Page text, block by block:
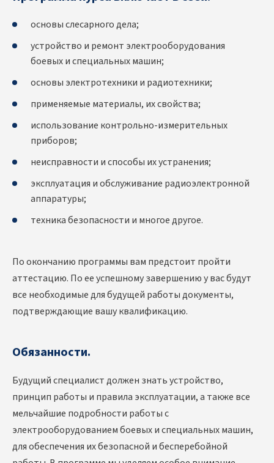
основы слесарного дела;
устройство и ремонт электрооборудования
боевых и специальных машин;
основы электротехники и радиотехники;
применяемые материалы, их свойства;
использование контрольно-измерительных
приборов;
неисправности и способы их устранения;
эксплуатация и обслуживание радиоэлектронной
аппаратуры;
техника безопасности и многое другое.
По окончанию программы вам предстоит пройти
аттестацию. По ее успешному завершению у вас будут
все необходимые для будущей работы документы,
подтверждающие вашу квалификацию.
Обязанности.
Будущий специалист должен знать устройство,
принцип работы и правила эксплуатации, а также все
мельчайшие подробности работы с
электрооборудованием боевых и специальных машин,
для обеспечения их безопасной и бесперебойной